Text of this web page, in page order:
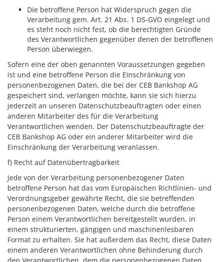
Die betroffene Person hat Widerspruch gegen die
Verarbeitung gem. Art. 21 Abs. 1 DS-GVO eingelegt und
es steht noch nicht fest, ob die berechtigten Gründe
des Verantwortlichen gegenüber denen der betroffenen
Person überwiegen.
Sofern eine der oben genannten Voraussetzungen gegeben
ist und eine betroffene Person die Einschränkung von
personenbezogenen Daten, die bei der CEB Bankshop AG
gespeichert sind, verlangen möchte, kann sie sich hierzu
jederzeit an unseren Datenschutzbeauftragten oder einen
anderen Mitarbeiter des für die Verarbeitung
Verantwortlichen wenden. Der Datenschutzbeauftragte der
CEB Bankshop AG oder ein anderer Mitarbeiter wird die
Einschränkung der Verarbeitung veranlassen.
f) Recht auf Datenübertragbarkeit
Jede von der Verarbeitung personenbezogener Daten
betroffene Person hat das vom Europäischen Richtlinien- und
Verordnungsgeber gewährte Recht, die sie betreffenden
personenbezogenen Daten, welche durch die betroffene
Person einem Verantwortlichen bereitgestellt wurden, in
einem strukturierten, gängigen und maschinenlesbaren
Format zu erhalten. Sie hat außerdem das Recht, diese Daten
einem anderen Verantwortlichen ohne Behinderung durch